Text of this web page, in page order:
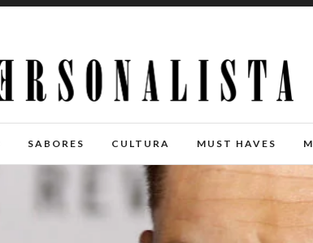
SABORES CULTURA MUST HAVES